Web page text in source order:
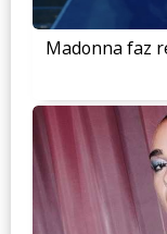
Madonna faz